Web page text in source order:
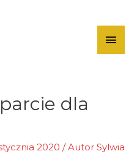
Main
dla
2020 / Autor Sylwia